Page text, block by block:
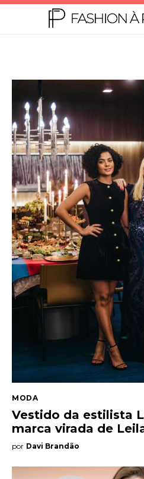
Moda
Beleza
Teen
Negócios
Comportamento
Lifestyle
Entrevista
Contato
MODA
Vestido da estilista
marca virada de
por Davi Brandão